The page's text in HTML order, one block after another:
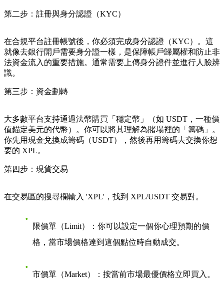
第二步：註冊與身分認證（KYC）
在合規平台註冊帳號後，你必須完成身分認證（KYC）。這
就像去銀行開戶需要身分證一樣，是保障帳戶歸屬權和防止非
法資金流入的重要措施。通常需要上傳身分證件並進行人臉辨
識。
第三步：資金劃轉
大多數平台支持通過法幣購買「穩定幣」（如 USDT，一種價
值錨定美元的代幣）。你可以將其理解為賭場裡的「籌碼」。
你先用現金兌換成籌碼（USDT），然後再用籌碼去交換你想
要的 XPL。
第四步：現貨交易
在交易區的搜尋欄輸入 'XPL'，找到 XPL/USDT 交易對。
限價單（Limit）
：你可以設定一個你心理預期的價
格，當市場價格達到這個點位時自動成交。
市價單（Market） ：按當前市場最優價格立即買入。